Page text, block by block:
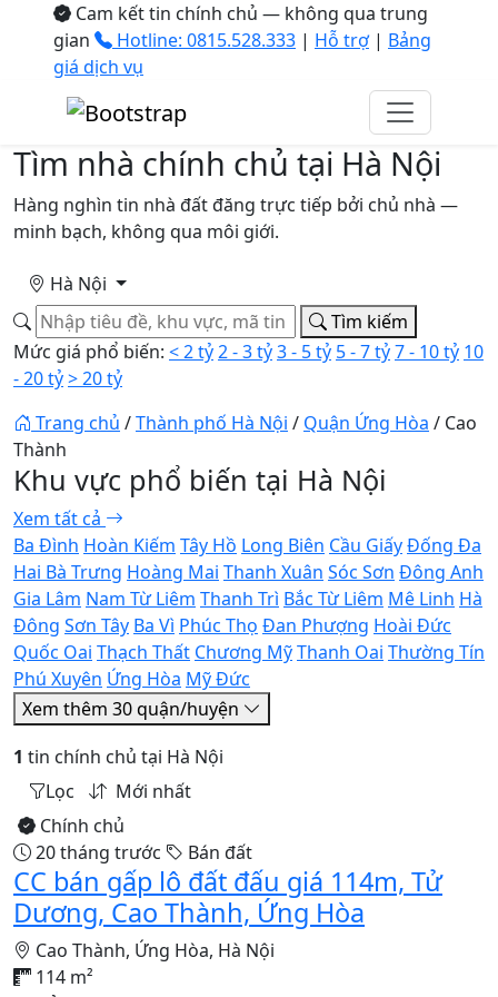
Cam kết tin chính chủ — không qua trung
gian
Hotline: 0815.528.333 | Hỗ trợ | Bảng
giá dịch vụ
Tìm nhà chính chủ tại Hà Nội
Hàng nghìn tin nhà đất đăng trực tiếp bởi chủ nhà —
minh bạch, không qua môi giới.
Hà Nội
Tìm kiếm
Mức giá phổ biến: < 2 tỷ2 - 3 tỷ3 - 5 tỷ 5 - 7 tỷ7 - 10 tỷ 10
- 20 tỷ> 20 tỷ
Trang chủ /Thành phố Hà Nội / Quận Ứng Hòa / Cao
Thành
Khu vực phổ biến tại Hà Nội
Xem tất cả
Ba Đình Hoàn Kiếm Tây Hồ Long Biên Cầu GiấyĐống Đa
Hai Bà Trưng Hoàng Mai Thanh Xuân Sóc Sơn Đông Anh
Gia Lâm Nam Từ Liêm Thanh Trì Bắc Từ Liêm Mê Linh Hà
Đông Sơn Tây Ba Vì Phúc Thọ Đan Phượng Hoài Đức
Quốc Oai Thạch Thất Chương MỹThanh Oai Thường Tín
Phú Xuyên Ứng Hòa Mỹ Đức
Xem thêm 30 quận/huyện
1 tin chính chủ tại Hà Nội
Lọc
Mới nhất
Chính chủ
20 tháng trước
Bán đất
CC bán gấp lô đất đấu giá 114m, Tử
Dương, Cao Thành, Ứng Hòa
Cao Thành, Ứng Hòa, Hà Nội
114 m²